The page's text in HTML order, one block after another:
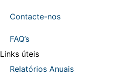
Contacte-nos
FAQ’s
Links úteis
Relatórios Anuais